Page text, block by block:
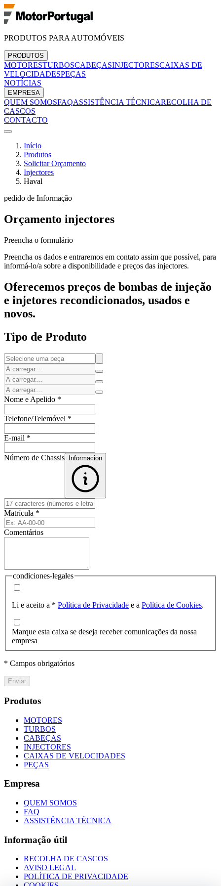
PRODUTOS PARA AUTOMÓVEIS
PRODUTOS
MOTORESTURBOSCABEÇASINJECTORESCAIXAS DE
VELOCIDADESPEÇAS
NOTÍCIAS
EMPRESA
QUEM SOMOSFAQASSISTÊNCIA TÉCNICARECOLHA DE
CASCOS
CONTACTO
Início
Produtos
Solicitar Orçamento
Injectores
Haval
pedido de Informação
Orçamento injectores
Preencha o formulário
Preencha os dados e entraremos em contato assim que possível, para
informá-lo/a sobre a disponibilidade e preços das injectores.
Oferecemos preços de bombas de injeção
e injetores recondicionados, usados e
novos.
Tipo de Produto
Nome e Apelido *
Telefone/Telemóvel *
E-mail *
Número de Chassis Informacion
Matrícula *
Comentários
condiciones-legales
Li e aceito a * Política de Privacidade e a Política de Cookies.
Marque esta caixa se deseja receber comunicações da nossa
empresa
* Campos obrigatórios
Enviar
Produtos
MOTORES
TURBOS
CABEÇAS
INJECTORES
CAIXAS DE VELOCIDADES
PEÇAS
Empresa
QUEM SOMOS
FAQ
ASSISTÊNCIA TÉCNICA
Informação útil
RECOLHA DE CASCOS
AVISO LEGAL
POLÍTICA DE PRIVACIDADE